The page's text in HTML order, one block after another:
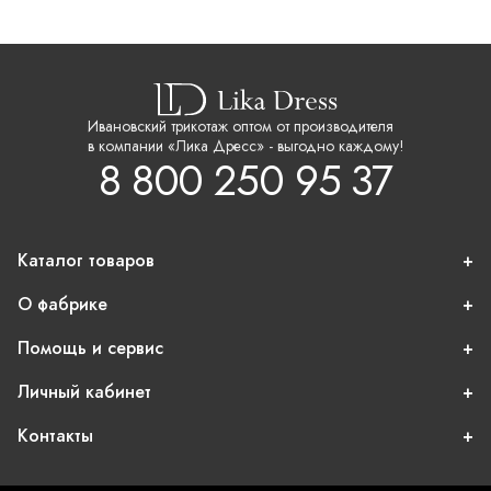
Ивановский трикотаж оптом от производителя
в компании «Лика Дресс» - выгодно каждому!
8 800 250 95 37
Каталог товаров
О фабрике
Помощь и сервис
Личный кабинет
Контакты